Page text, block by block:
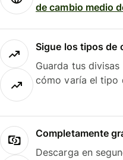
de cambio medio
Sigue los tipos de
Guarda tus
cómo varía el tipo
Completamente
Descarga en